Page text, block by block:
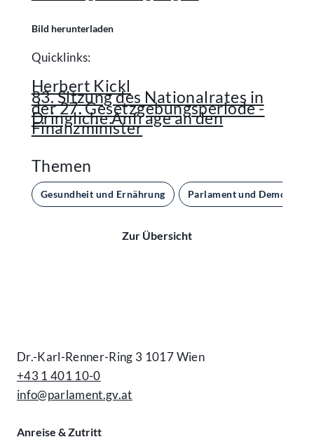
Bild herunterladen
Quicklinks:
Herbert Kickl
83. Sitzung des Nationalrates in
der 27. Gesetzgebungsperiode -
Dringliche Anfrage an den
Finanzminister
Themen
Gesundheit und Ernährung Parlament und Demokratie
Zur Übersicht
Dr.-Karl-Renner-Ring 3 1017 Wien
+43 1 401 10-0
info@parlament.gv.at
Anreise & Zutritt